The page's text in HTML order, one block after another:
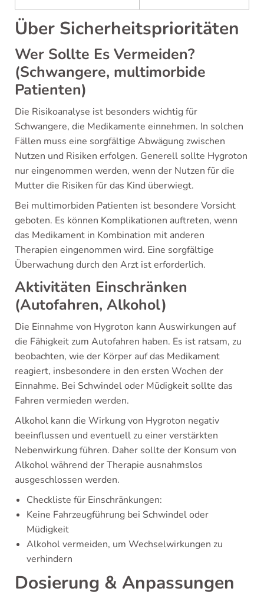
Über Sicherheitsprioritäten
Wer Sollte Es Vermeiden?
(Schwangere, multimorbide
Patienten)
Die Risikoanalyse ist besonders wichtig für
Schwangere, die Medikamente einnehmen. In solchen
Fällen muss eine sorgfältige Abwägung zwischen
Nutzen und Risiken erfolgen. Generell sollte Hygroton
nur eingenommen werden, wenn der Nutzen für die
Mutter die Risiken für das Kind überwiegt.
Bei multimorbiden Patienten ist besondere Vorsicht
geboten. Es können Komplikationen auftreten, wenn
das Medikament in Kombination mit anderen
Therapien eingenommen wird. Eine sorgfältige
Überwachung durch den Arzt ist erforderlich.
Aktivitäten Einschränken
(Autofahren, Alkohol)
Die Einnahme von Hygroton kann Auswirkungen auf
die Fähigkeit zum Autofahren haben. Es ist ratsam, zu
beobachten, wie der Körper auf das Medikament
reagiert, insbesondere in den ersten Wochen der
Einnahme. Bei Schwindel oder Müdigkeit sollte das
Fahren vermieden werden.
Alkohol kann die Wirkung von Hygroton negativ
beeinflussen und eventuell zu einer verstärkten
Nebenwirkung führen. Daher sollte der Konsum von
Alkohol während der Therapie ausnahmslos
ausgeschlossen werden.
Checkliste für Einschränkungen:
Keine Fahrzeugführung bei Schwindel oder
Müdigkeit
Alkohol vermeiden, um Wechselwirkungen zu
verhindern
Dosierung & Anpassungen